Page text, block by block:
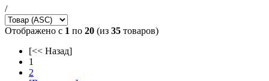
/
Отображено с 1 по 20 (из 35 товаров)
[<< Назад]
1
2